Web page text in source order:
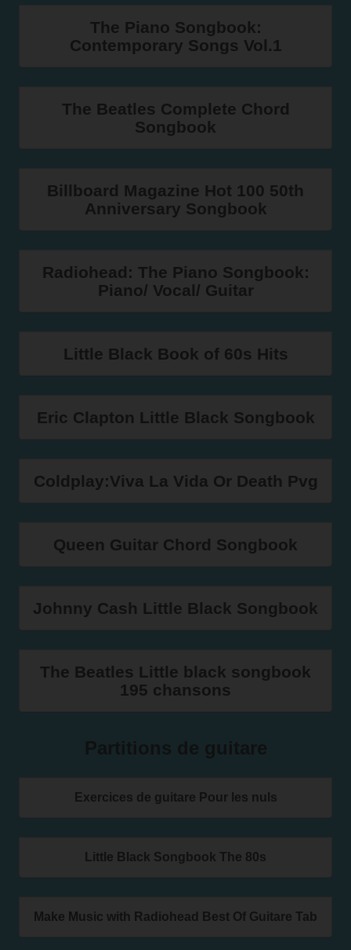
The Piano Songbook:
Contemporary Songs Vol.1
The Beatles Complete Chord
Songbook
Billboard Magazine Hot 100 50th
Anniversary Songbook
Radiohead: The Piano Songbook:
Piano/ Vocal/ Guitar
Little Black Book of 60s Hits
Eric Clapton Little Black Songbook
Coldplay:Viva La Vida Or Death Pvg
Queen Guitar Chord Songbook
Johnny Cash Little Black Songbook
The Beatles Little black songbook
195 chansons
Exercices de guitare Pour les nuls
Little Black Songbook The 80s
Make Music with Radiohead Best Of Guitare Tab